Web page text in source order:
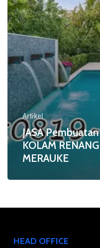
Artikel
JASA Pembuatan
KOLAM
MERAUKE
HEAD OFFICE